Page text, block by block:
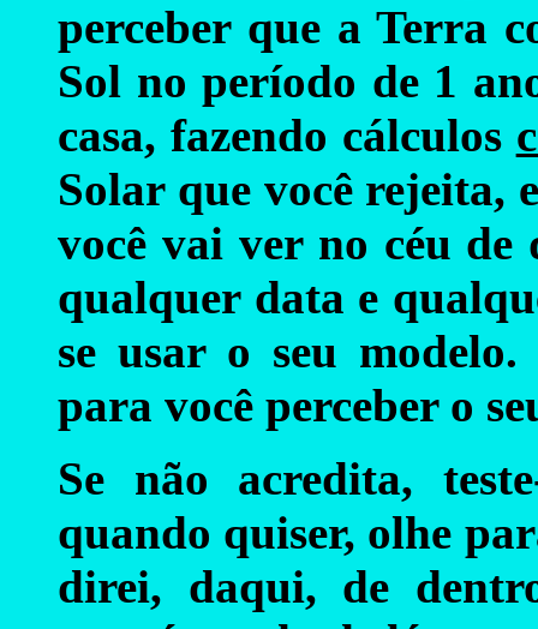
perceber que a Terra
Sol no período de 1
casa, fazendo cálculos
Solar que você rejeita,
você vai ver no céu
qualquer data e
se usar o seu
para você perceber o
Se não acredita,
quando quiser, olhe
direi, daqui, de